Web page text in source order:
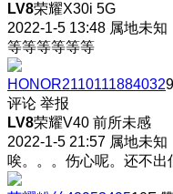
LV8荣耀X30i 5G
2022-1-5 13:48 属地未知
等等等等等等
HONOR2110111884032
评论 举报
LV8荣耀V40 前所未感
2022-1-5 21:57 属地未知
唉。。。伤心呢。还不出